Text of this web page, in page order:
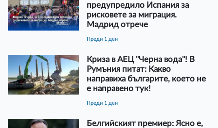
предупредило Испания за
рисковете за миграция.
Мадрид отрече
преди 1 ден
Криза в АЕЦ "Черна вода"! В
Румъния питат: Какво
направиха българите, което не
е направено тук!
преди 1 ден
Белгийският премиер: Ясно е,